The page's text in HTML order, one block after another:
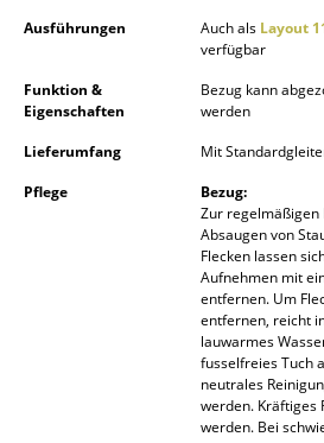
Betten
Doppelbetten
Nachttische & Bettzubehör
Ausführungen
Auch als Layout
verfügbar
Funktion &
Eigenschaften
Bezug kann
werden
Lieferumfang
Mit
Pflege
Bezug:
Zur regelmäßigen
Absaugen von
Flecken lassen
Aufnehmen mit
entfernen. Um
entfernen, reicht
lauwarmes
fusselfreies Tuch
neutrales
werden. Kräftiges
werden. Bei